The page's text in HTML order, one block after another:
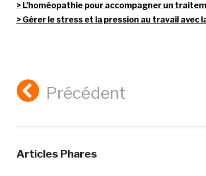
L’homéopathie pour accompagner un
Gérer le stress et la pression au travail avec
Précédent
Articles Phares